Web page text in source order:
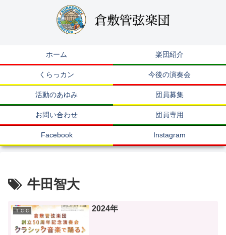
ホーム 楽団紹介
くらっカン 今後の演奏会
活動のあゆみ 団員募集
お問い合わせ 団員専用
Facebook Instagram
牛田智大
ＴＣＣ 2024年